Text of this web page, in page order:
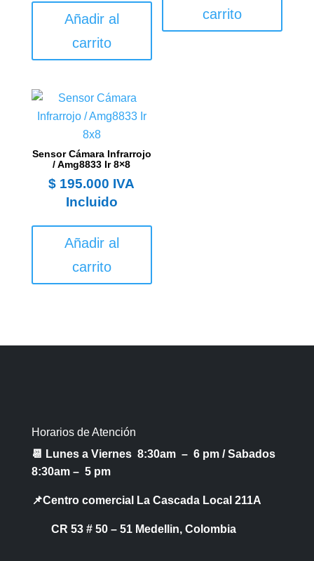
Añadir al
carrito
carrito
Sensor Cámara Infrarrojo
/ Amg8833 Ir 8×8
$ 195.000 IVA
Incluido
Añadir al
carrito
Horarios de Atención
📆 Lunes a Viernes 8:30am – 6 pm /Sabados
8:30am – 5 pm
📌Centro comercial La Cascada Local 211A
CR 53 # 50 – 51 Medellin, Colombia